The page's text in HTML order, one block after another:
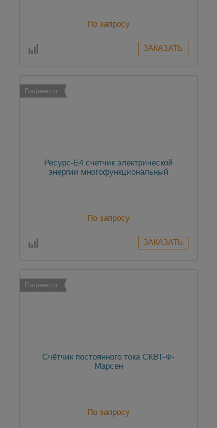
По запросу
Госреестр
Ресурс-Е4 счетчик электрической
энергии многофункциональный
По запросу
Госреестр
Счётчик постоянного тока СКВТ-Ф-
Марсен
По запросу